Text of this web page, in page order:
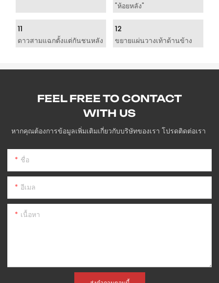
"ห้อยหลัง"
11
ดาวสามแฉกตั้งแต่กันชนหลัง
12
ขยายแผ่นวางเท้าด้านข้าง
FEEL FREE TO CONTACT
WITH US
หากคุณต้องการข้อมูลเพิ่มเติมเกี่ยวกับบริษัทของเรา โปรดติดต่อเรา
ชื่อ
อีเมล
เนื้อหา